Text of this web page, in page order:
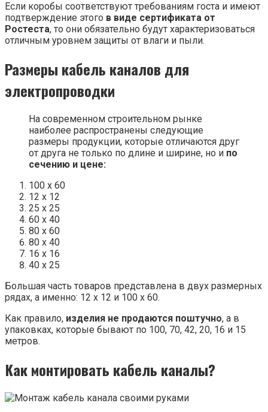
Если коробы соответствуют требованиям госта и имеют
подтверждение этого в виде сертификата от
Ростеста, то они обязательно будут характеризоваться
отличным уровнем защиты от влаги и пыли.
Размеры кабель каналов для
электропроводки
На современном строительном рынке
наиболее распространены следующие
размеры продукции, которые отличаются друг
от друга не только по длине и ширине, но и по
сечению и цене:
100 х 60
12 х 12
25 х 25
60 х 40
80 х 60
80 х 40
16 х 16
40 х 25
Большая часть товаров представлена в двух размерных
рядах, а именно: 12 х 12 и 100 х 60.
Как правило, изделия не продаются поштучно, а в
упаковках, которые бывают по 100, 70, 42, 20, 16 и 15
метров.
Как монтировать кабель каналы?